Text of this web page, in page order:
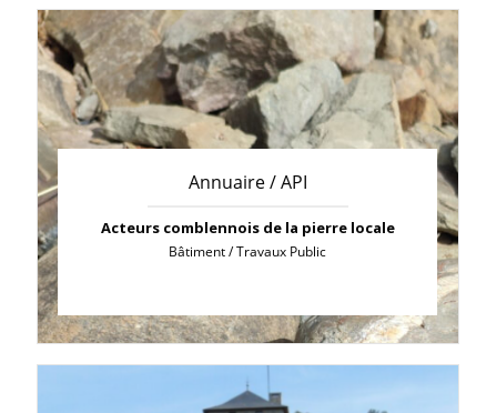
Annuaire / API
Acteurs comblennois de la pierre locale
Bâtiment / Travaux Public